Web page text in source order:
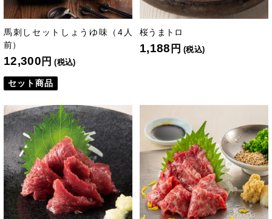
馬刺しセットしょうゆ味（4人
前）
12,300 円 (税込)
セット商品
桜うまトロ
1,188 円 (税込)